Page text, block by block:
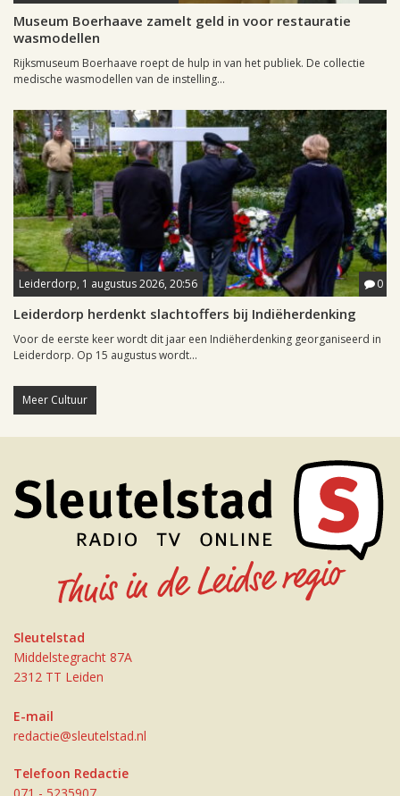
Museum Boerhaave zamelt geld in voor restauratie
wasmodellen
Rijksmuseum Boerhaave roept de hulp in van het publiek. De collectie
medische wasmodellen van de instelling...
Leiderdorp, 1 augustus 2026, 20:56 0
Leiderdorp herdenkt slachtoffers bij Indiëherdenking
Voor de eerste keer wordt dit jaar een Indiëherdenking georganiseerd in
Leiderdorp. Op 15 augustus wordt...
Meer Cultuur
Sleutelstad
Middelstegracht 87A
2312 TT Leiden
E-mail
redactie@sleutelstad.nl
Telefoon Redactie